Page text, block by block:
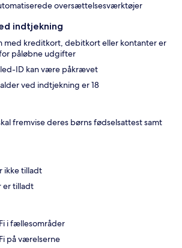
oversættelsesværktøjer
indtjekning
med kreditkort, debitkort eller kontanter er
påløbne udgifter
ID kan være påkrævet
ved indtjekning er 18
fremvise deres børns fødselsattest samt
ikke tilladt
er tilladt
i fællesområder
på værelserne